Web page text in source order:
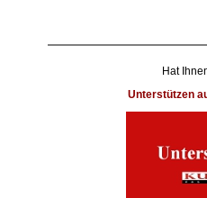
Hat
Unterstützen